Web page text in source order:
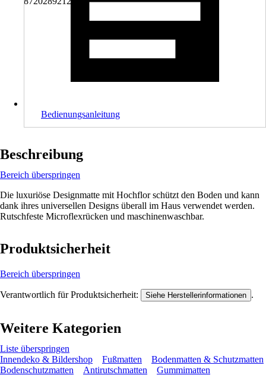
Bedienungsanleitung
Beschreibung
Bereich überspringen
Die luxuriöse Designmatte mit Hochflor schützt den Boden und kann
dank ihres universellen Designs überall im Haus verwendet werden.
Rutschfeste Microflexrücken und maschinenwaschbar.
Produktsicherheit
Bereich überspringen
Verantwortlich für Produktsicherheit: Siehe Herstellerinformationen .
Weitere Kategorien
Liste überspringen
Innendeko & Bildershop
Fußmatten
Bodenmatten & Schutzmatten
Bodenschutzmatten
Antirutschmatten Gummimatten